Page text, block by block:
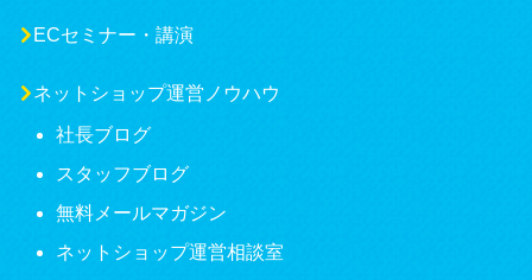
ECセミナー・講演
ネットショップ運営ノウハウ
社長ブログ
スタッフブログ
無料メールマガジン
ネットショップ運営相談室